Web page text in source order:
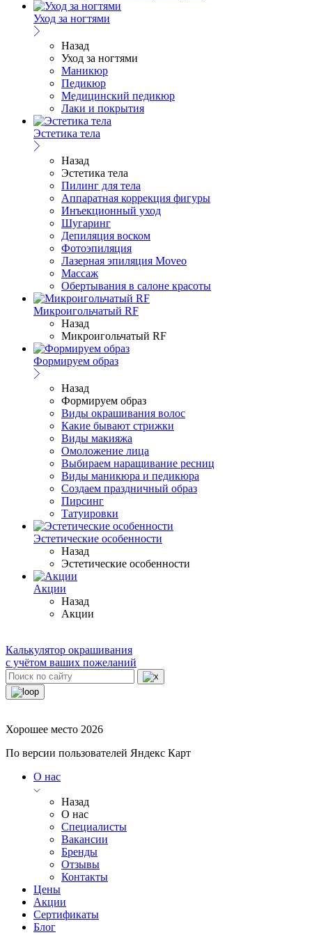
Уход за ногтями
Назад
Уход за ногтями
Маникюр
Педикюр
Медицинский педикюр
Лаки и покрытия
Эстетика тела
Назад
Эстетика тела
Пилинг для тела
Аппаратная коррекция фигуры
Инъекционный уход
Шугаринг
Депиляция воском
Фотоэпиляция
Лазерная эпиляция Moveo
Массаж
Обертывания в салоне красоты
Микроигольчатый RF
Назад
Микроигольчатый RF
Формируем образ
Назад
Формируем образ
Виды окрашивания волос
Какие бывают стрижки
Виды макияжа
Омоложение лица
Выбираем наращивание ресниц
Виды маникюра и педикюра
Создаем праздничный образ
Пирсинг
Татуировки
Эстетические особенности
Назад
Эстетические особенности
Акции
Назад
Акции
Калькулятор окрашивания
с учётом ваших пожеланий
Хорошее место 2026
По версии пользователей Яндекс Карт
О нас
Назад
О нас
Специалисты
Вакансии
Бренды
Отзывы
Контакты
Цены
Акции
Сертификаты
Блог